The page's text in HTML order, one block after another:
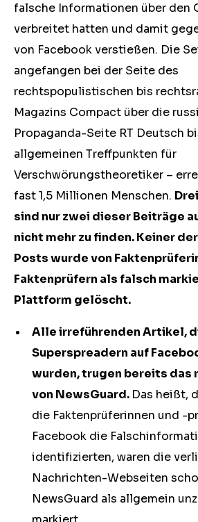
falsche Informationen über den
verbreitet hatten und damit
von Facebook verstießen. Die
angefangen bei der Seite des
rechtspopulistischen bis
Magazins Compact über die
Propaganda-Seite RT Deutsch
allgemeinen Treffpunkten für
Verschwörungstheoretiker –
fast 1,5 Millionen Menschen.
sind nur zwei dieser Beiträge
nicht mehr zu finden. Keiner
Posts wurde von
Faktenprüfern als falsch
Plattform gelöscht.
Alle irreführenden Artikel,
Superspreadern auf
wurden, trugen bereits das
von NewsGuard. Das heißt,
die Faktenprüferinnen und -
Facebook die
identifizierten, waren die
Nachrichten-Webseiten
NewsGuard als allgemein